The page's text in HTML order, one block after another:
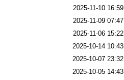
2025-11-10 16:59
2025-11-09 07:47
2025-11-06 15:22
2025-10-14 10:43
2025-10-07 23:32
2025-10-05 14:43